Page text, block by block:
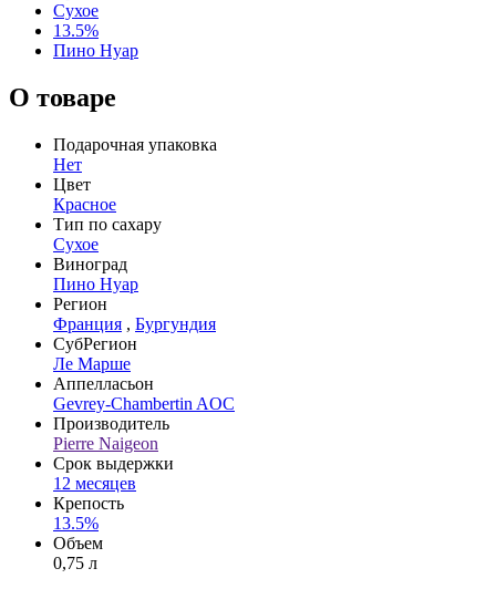
Сухое
13.5%
Пино Нуар
О товаре
Подарочная упаковка
Нет
Цвет
Красное
Тип по сахару
Сухое
Виноград
Пино Нуар
Регион
Франция , Бургундия
СубРегион
Ле Марше
Аппелласьон
Gevrey-Chambertin AOC
Производитель
Pierre Naigeon
Срок выдержки
12 месяцев
Крепость
13.5%
Объем
0,75 л